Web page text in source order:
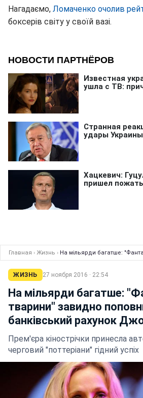
Нагадаємо, Ломаченко очолив
боксерів світу у своїй вазі.
Главная › Жизнь › На мільярди багатше:
ЖИЗНЬ 27 ноября 2016 · 22:54
На мільярди багатше:
тварини" завидно
банківський рахунок
Прем'єра кінострiчки принесла
черговий "поттеріани" гiдний успiх